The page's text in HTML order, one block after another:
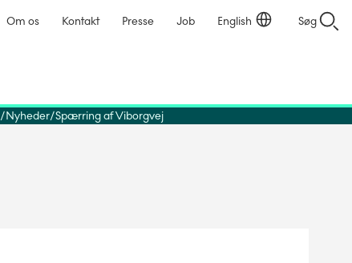
Om os Kontakt Presse Job English Søg
Nyheder Spærring af Viborgvej